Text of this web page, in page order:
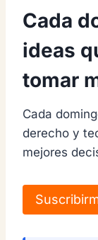
Cada
ideas
tomar
Cada
derecho y
mejores